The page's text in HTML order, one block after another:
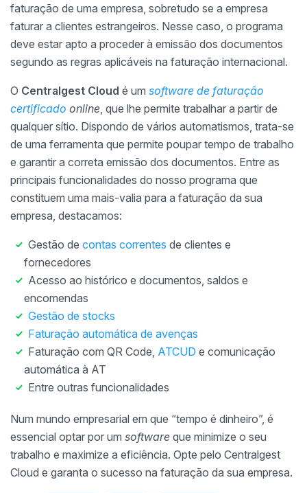
faturação de uma empresa, sobretudo se a empresa
faturar a clientes estrangeiros. Nesse caso, o programa
deve estar apto a proceder à emissão dos documentos
segundo as regras aplicáveis na faturação internacional.
O Centralgest Cloud é um software de faturação
certificado online , que lhe permite trabalhar a partir de
qualquer sítio. Dispondo de vários automatismos, trata-se
de uma ferramenta que permite poupar tempo de trabalho
e garantir a correta emissão dos documentos. Entre as
principais funcionalidades do nosso programa que
constituem uma mais-valia para a faturação da sua
empresa, destacamos:
Gestão de contas correntes de clientes e
fornecedores
Acesso ao histórico e documentos, saldos e
encomendas
Gestão de stocks
Faturação automática de avenças
Faturação com QR Code, ATCUD e comunicação
automática à AT
Entre outras funcionalidades
Num mundo empresarial em que “tempo é dinheiro”, é
essencial optar por um software que minimize o seu
trabalho e maximize a eficiência. Opte pelo Centralgest
Cloud e garanta o sucesso na faturação da sua empresa.